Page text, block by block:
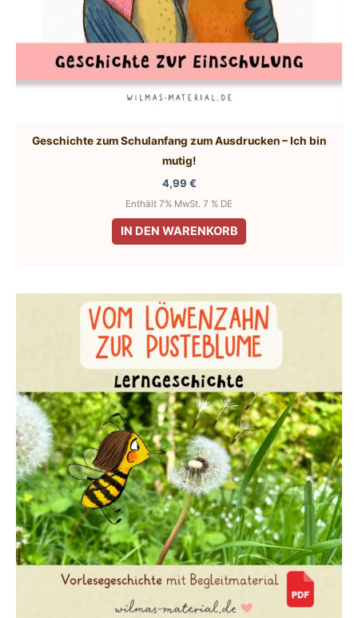
Geschichte zum Schulanfang zum Ausdrucken – Ich bin
mutig!
4,99 €
Enthält 7% MwSt. 7 % DE
IN DEN WARENKORB